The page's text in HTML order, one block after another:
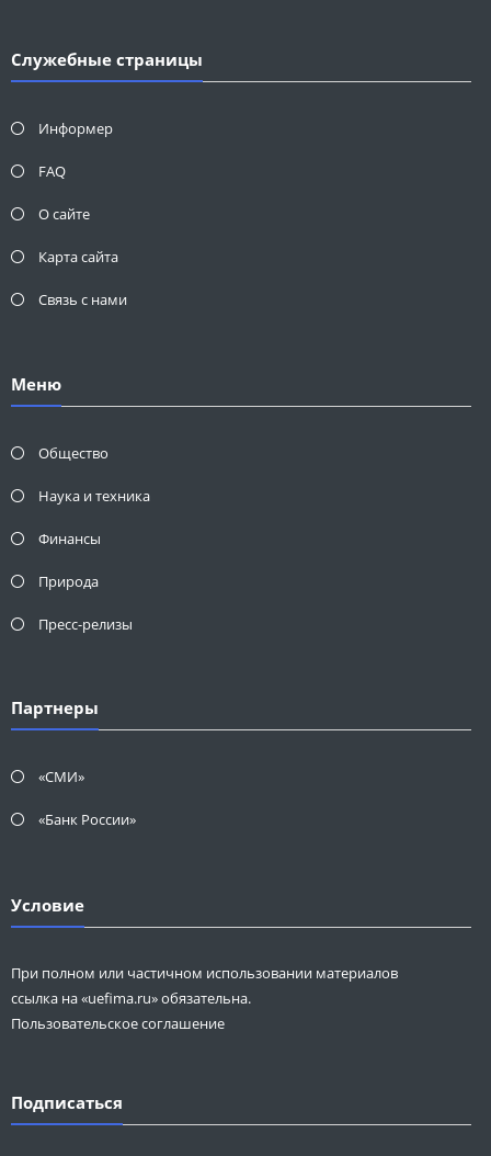
Служебные страницы
Информер
FAQ
О сайте
Карта сайта
Связь с нами
Меню
Общество
Наука и техника
Финансы
Природа
Пресс-релизы
Партнеры
«СМИ»
«Банк России»
Условие
При полном или частичном использовании материалов
ссылка на «uefima.ru» обязательна.
Пользовательское соглашение
Подписаться